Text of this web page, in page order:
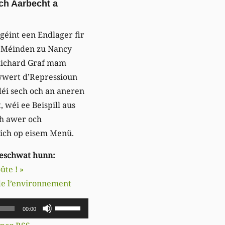
Aarbecht a
een Endlager fir
zu Nancy
Graf mam
d’Repressioun
sech och an aneren
wéi ee Beispill aus
awer och
op eisem Menü.
hunn:
! »
l’environnement
00:00
Pfeiltasten
Hoch/Runter